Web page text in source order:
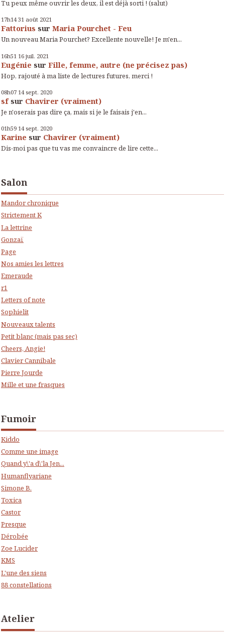
Tu peux même ouvrir les deux, il est déjà sorti ! (salut)
17h14 31 août 2021
Fattorius sur Maria Pourchet - Feu
Un nouveau Maria Pourchet? Excellente nouvelle! Je m'en...
16h51 16 juil. 2021
Eugénie sur Fille, femme, autre (ne précisez pas)
Hop, rajouté à ma liste de lectures futures, merci !
08h07 14 sept. 2020
sfsur Chavirer (vraiment)
Je n'oserais pas dire ça, mais si je le faisais j'en...
01h59 14 sept. 2020
Karine sur Chavirer (vraiment)
Dis-moi pas que tu vas me convaincre de lire cette...
Salon
Mandor chronique
Strictement K
La lettrine
Gonzaï
Page
Nos amies les lettres
Emeraude
r1
Letters of note
Sophielit
Nouveaux talents
Petit blanc (mais pas sec)
Cheers, Angie!
Clavier Cannibale
Pierre Jourde
Mille et une frasques
Fumoir
Kiddo
Comme une image
Quand y\'a d\'la Jen...
Humanflyariane
Simone B.
Toxica
Castor
Presque
Dérobée
Zoe Lucider
KMS
L'une des siens
88 constellations
Atelier